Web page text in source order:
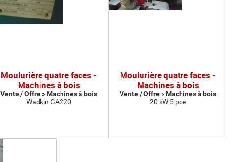
Moulurière quatre faces -
Machines à bois
Vente / Offre > Machines à bois
Wadkin GA220
Moulurière quatre faces -
Machines à bois
Vente / Offre > Machines à bois
20 kW 5 pce